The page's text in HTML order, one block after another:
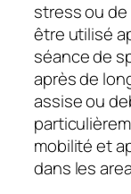
stress ou
être utilisé
séance de
après de
assise ou
mobilité et
dans les